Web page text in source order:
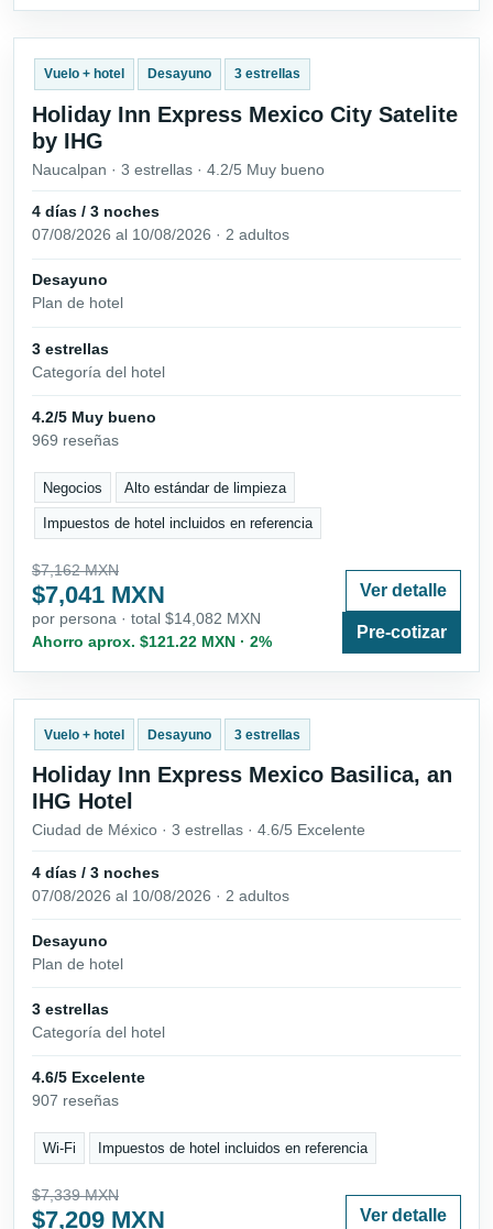
Vuelo + hotel Desayuno 3 estrellas
Holiday Inn Express Mexico City Satelite
by IHG
Naucalpan · 3 estrellas · 4.2/5 Muy bueno
4 días / 3 noches
07/08/2026 al 10/08/2026 · 2 adultos
Desayuno
Plan de hotel
3 estrellas
Categoría del hotel
4.2/5 Muy bueno
969 reseñas
Negocios Alto estándar de limpieza
Impuestos de hotel incluidos en referencia
$7,162 MXN
$7,041 MXN
por persona · total $14,082 MXN
Ahorro aprox. $121.22 MXN · 2%
Ver detalle
Pre-cotizar
Vuelo + hotel Desayuno 3 estrellas
Holiday Inn Express Mexico Basilica, an
IHG Hotel
Ciudad de México · 3 estrellas · 4.6/5 Excelente
4 días / 3 noches
07/08/2026 al 10/08/2026 · 2 adultos
Desayuno
Plan de hotel
3 estrellas
Categoría del hotel
4.6/5 Excelente
907 reseñas
Wi-Fi Impuestos de hotel incluidos en referencia
$7,339 MXN
$7,209 MXN Ver detalle